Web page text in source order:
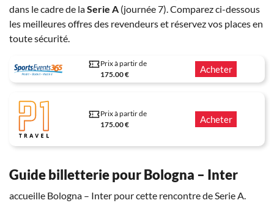
dans le cadre de laSerie A (journée 7). Comparez ci-dessous
les meilleures offres des revendeurs et réservez vos places en
toute sécurité.
Prix à partir de
175.00 €
Acheter
Prix à partir de
175.00 €
Acheter
Guide billetterie pour Bologna – Inter
accueille Bologna – Inter pour cette rencontre de Serie A.